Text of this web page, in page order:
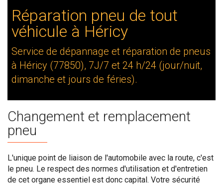
Réparation pneu de tout
véhicule à Héricy
Service de dépannage et réparation de pneus
à Héricy (77850), 7J/7 et 24 h/24 (jour/nuit,
dimanche et jours de féries).
Changement et remplacement
pneu
L'unique point de liaison de l'automobile avec la route, c'est
le pneu. Le respect des normes d'utilisation et d'entretien
de cet organe essentiel est donc capital. Votre sécurité